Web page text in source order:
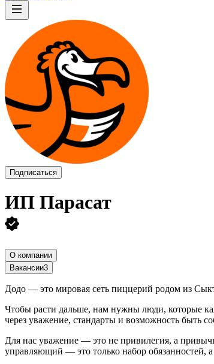
Подписаться
ИП Парасат
О компании
Вакансии3
Додо — это мировая сеть пиццерий родом из
Чтобы расти дальше, нам нужны люди, которые
через уважение, стандарты и возможность быть
Для нас уважение — это не привилегия, а
управляющий — это только набор обязанностей,